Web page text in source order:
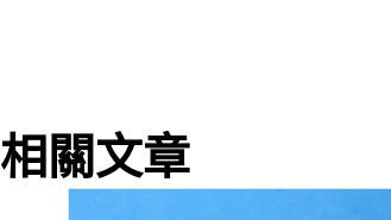
相關文章